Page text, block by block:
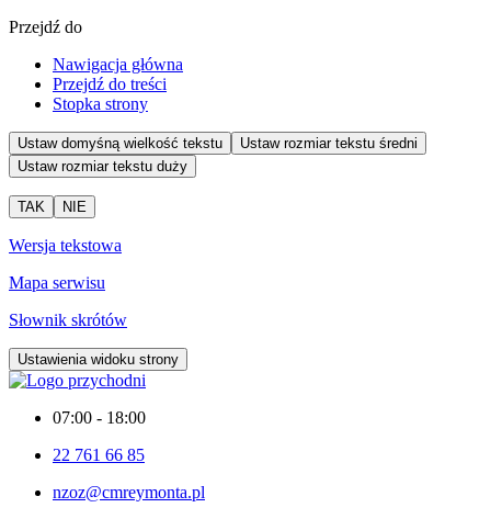
Przejdź do
Nawigacja główna
Przejdź do treści
Stopka strony
Ustaw domyśną wielkość tekstu
Ustaw rozmiar tekstu średni
Ustaw rozmiar tekstu duży
TAK NIE
Wersja tekstowa
Mapa serwisu
Słownik skrótów
Ustawienia widoku strony
07:00 - 18:00
22 761 66 85
nzoz@cmreymonta.pl